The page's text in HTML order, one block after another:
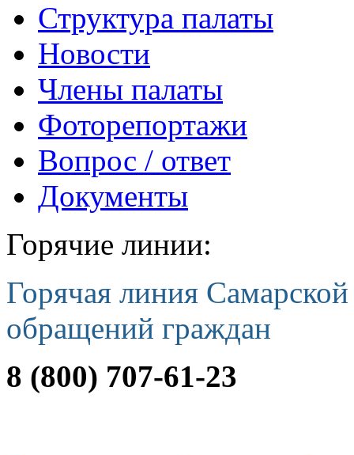
Структура палаты
Новости
Члены палаты
Фоторепортажи
Вопрос / ответ
Документы
Горячие линии:
Горячая линия
обращений граждан
8 (800) 707-61-23